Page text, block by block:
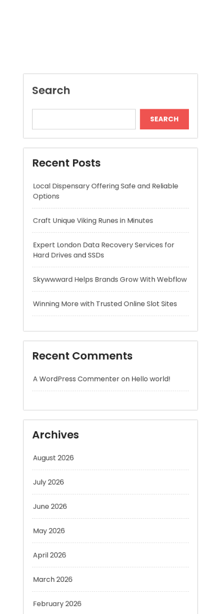
Recent Posts
Local Dispensary Offering Safe and Reliable
Options
Expert London Data Recovery Services for
Hard Drives and SSDs
Skywwward Helps Brands Grow With Webflow
Winning More with Trusted Online Slot Sites
Recent Comments
July 2026
June 2026
May 2026
April 2026
February 2026